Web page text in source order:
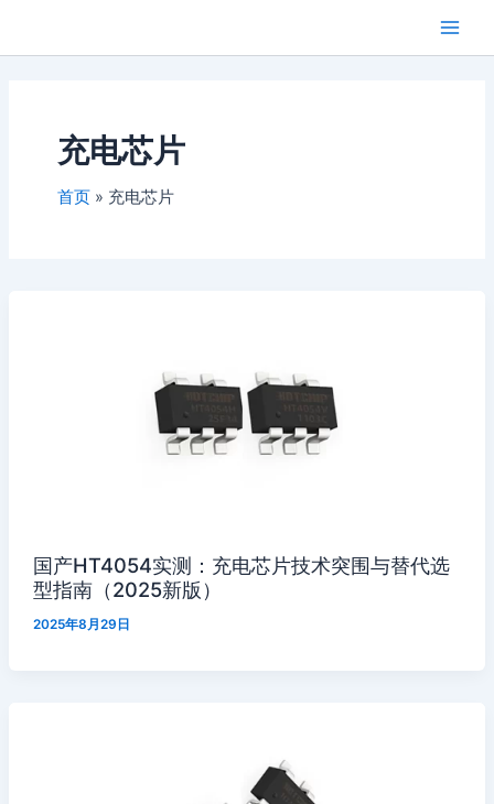
Main
充电芯片
首页 充电芯片
国产HT4054实测：充电芯片技术突围与替代选
型指南（2025新版）
2025年8月29日